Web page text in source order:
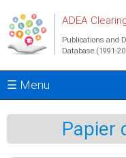
ADEA
Publications and
Database (1991-
☰ Menu
Papier